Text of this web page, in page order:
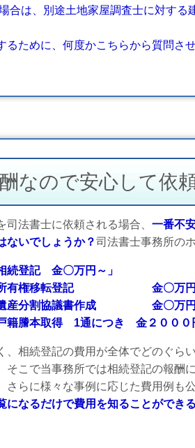
別途土地家屋調査士に対する建
めに、何度かこちらから質問させ
なので安心して依
法書士に依頼される場合、 一番不
ないでしょうか？司法書士事務所の
続登記 金〇万円～」
登記 金〇万
書作成 金〇万円
につき 金２０００円
、相続登記の費用が全体でどのぐら
そこで当事務所では相続登記の報酬
らに様々な事例に応じた費用例も
になるだけで費用を知ることができ